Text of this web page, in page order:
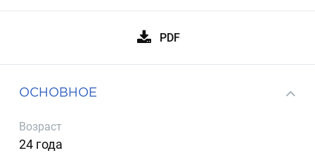
PDF
ОСНОВНОЕ
Возраст
24 года